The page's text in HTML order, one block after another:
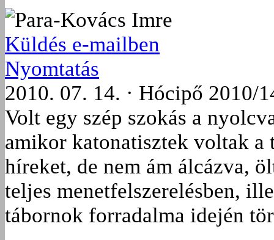
Para-Kovács Imre
Küldés e-mailben
Nyomtatás
2010. 07. 14. · Hócipő 2010/
Volt egy szép szokás a
amikor katonatisztek voltak a
híreket, de nem ám álcázva,
teljes menetfelszerelésben,
tábornok forradalma idején